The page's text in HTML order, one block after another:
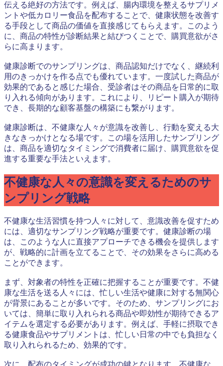
伝える絶好の方法です。例えば、腸内環境を整えるサプリメ
ントや低カロリー食品を配布することで、健康状態を改善す
る手段として商品の価値を直接感じてもらえます。このよう
に、商品の特性が診断結果と結びつくことで、購買意欲がさ
らに高まります。
健康診断でのサンプリングは、商品認知だけでなく、継続利
用のきっかけを作る点でも優れています。一度試した商品が
効果的であると感じた場合、受診者はその商品を日常的に取
り入れる傾向があります。これにより、リピート購入が期待
でき、長期的な顧客基盤の構築にも繋がります。
健康診断は、不健康な人々が意識を改善し、行動を変える大
きなきっかけとなる場です。この場を活用したサンプリング
は、商品を適切なタイミングで消費者に届け、購買意欲を促
進する重要な手法といえます。
不健康な人々の意識を変えるためのサ
ンプリング戦略
不健康な生活習慣を持つ人々に対して、意識改善を促すため
には、適切なサンプリング戦略が重要です。健康診断の場
は、このような人に直接アプローチできる機会を提供します
が、戦略的に計画を立てることで、その効果をさらに高める
ことができます。
まず、対象者の特性を正確に把握することが重要です。不健
康な生活を送る人々には、忙しい生活や健康に対する無関心
が背景にあることが多いです。そのため、サンプリングにお
いては、簡単に取り入れられる商品や即効性が期待できるア
イテムを選定する必要があります。例えば、手軽に摂取でき
る健康食品やサプリメントは、忙しい日常の中でも負担なく
取り入れられるため、効果的です。